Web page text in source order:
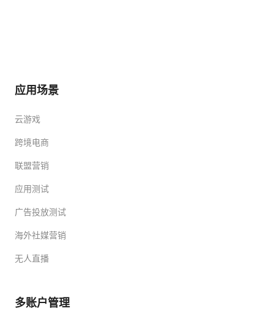
应用场景
云游戏
跨境电商
联盟营销
应用测试
广告投放测试
海外社媒营销
无人直播
多账户管理